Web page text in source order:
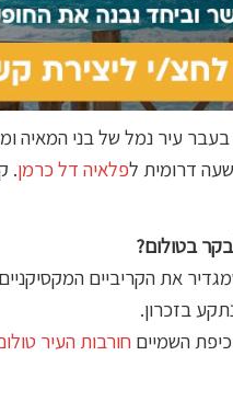
עיר נמל של בני המאיה
דרומית לפלאיה דל כרמן.
בטולום?
את הקריביים
בזכרון.
השמיים חורבות העיר